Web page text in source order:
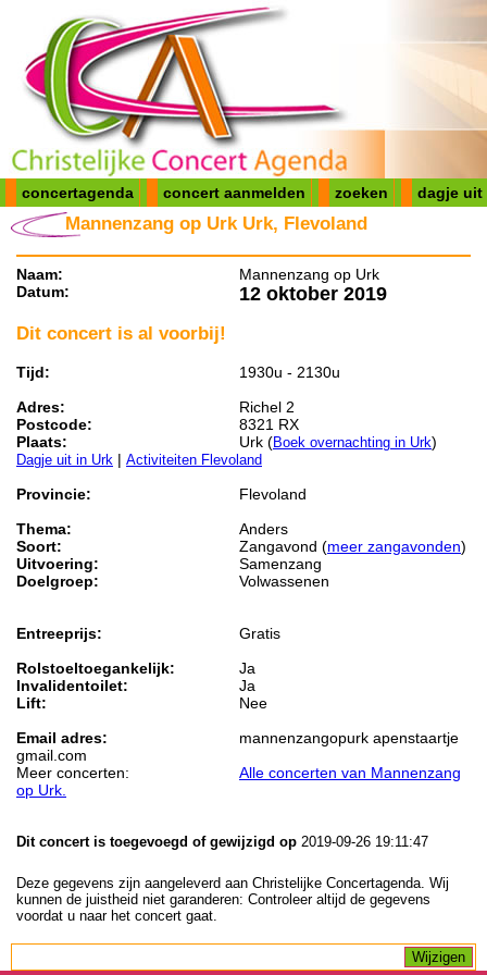
concertagenda concert aanmelden zoeken dagje uit
Mannenzang op Urk Urk, Flevoland
Naam:
Mannenzang op Urk
Datum:
12 oktober 2019
Dit concert is al voorbij!
Tijd:
1930u - 2130u
Adres:
Richel 2
Postcode:
8321 RX
Plaats:
Urk (Boek overnachting in Urk)
Dagje uit in Urk | Activiteiten Flevoland
Provincie:
Flevoland
Thema:
Anders
Soort:
Zangavond (meer zangavonden)
Uitvoering:
Samenzang
Doelgroep:
Volwassenen
Entreeprijs:
Gratis
Rolstoeltoegankelijk:
Ja
Invalidentoilet:
Ja
Lift:
Nee
Email adres:
mannenzangopurk apenstaartje
gmail.com
Meer concerten:
Alle concerten van Mannenzang
op Urk.
Dit concert is toegevoegd of gewijzigd op 2019-09-26 19:11:47
Deze gegevens zijn aangeleverd aan Christelijke Concertagenda. Wij
kunnen de juistheid niet garanderen: Controleer altijd de gegevens
voordat u naar het concert gaat.